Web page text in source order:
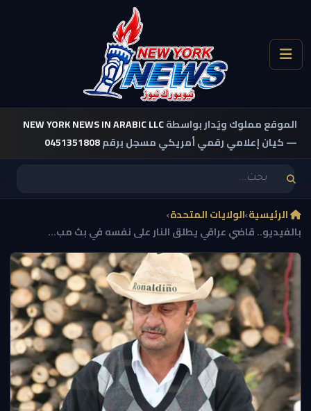
الموقع مملوك ويُدار بواسطةNEW YORK NEWS IN ARABIC LLC
— كيان إعلامي رقمي أمريكي مسجل برقم0451351808
الرئيسية›الولايات المتحدة›
بالفيديو.. قاضي عراقي يطلق النار على نفسه في بث مب...